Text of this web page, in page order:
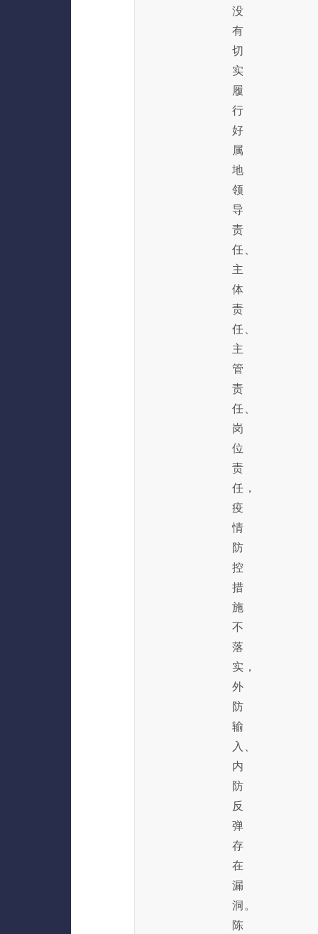
没
有
切
实
履
行
好
属
地
领
导
责
任、
主
体
责
任、
主
管
责
任、
岗
位
责
任，
疫
情
防
控
措
施
不
落
实，
外
防
输
入、
内
防
反
弹
存
在
漏
洞。
陈